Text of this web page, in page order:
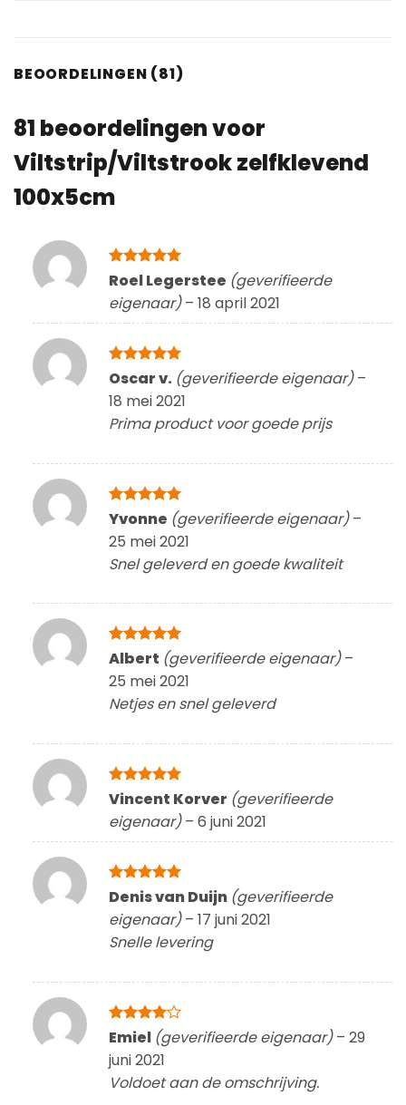
BEOORDELINGEN (81)
81 beoordelingen voor
Viltstrip/Viltstrook zelfklevend
100x5cm
Gewaardeerd
Roel Legerstee (geverifieerde
eigenaar) – 18 april 2021
Gewaardeerd
Oscar v. (geverifieerde eigenaar) –
18 mei 2021
Prima product voor goede prijs
Gewaardeerd
Yvonne (geverifieerde eigenaar) –
25 mei 2021
Snel geleverd en goede kwaliteit
Gewaardeerd
Albert (geverifieerde eigenaar) –
25 mei 2021
Netjes en snel geleverd
Gewaardeerd
5uit 5
Vincent Korver (geverifieerde
eigenaar) – 6 juni 2021
Gewaardeerd
Denis van Duijn (geverifieerde
eigenaar) – 17 juni 2021
Snelle levering
Gewaardeerd
4uit 5
Emiel (geverifieerde eigenaar) – 29
juni 2021
Voldoet aan de omschrijving.